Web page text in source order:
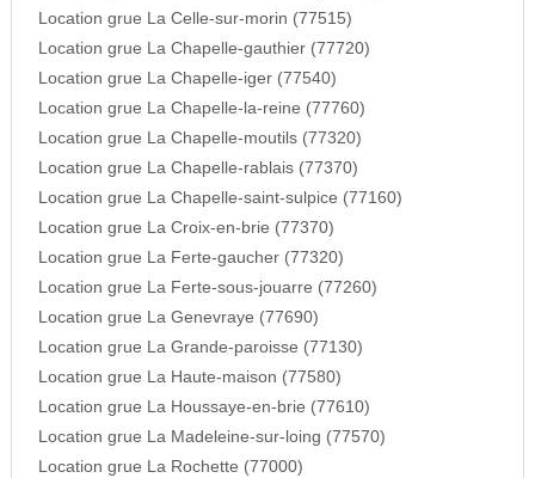
Location grue La Celle-sur-morin (77515)
Location grue La Chapelle-gauthier (77720)
Location grue La Chapelle-iger (77540)
Location grue La Chapelle-la-reine (77760)
Location grue La Chapelle-moutils (77320)
Location grue La Chapelle-rablais (77370)
Location grue La Chapelle-saint-sulpice (77160)
Location grue La Croix-en-brie (77370)
Location grue La Ferte-gaucher (77320)
Location grue La Ferte-sous-jouarre (77260)
Location grue La Genevraye (77690)
Location grue La Grande-paroisse (77130)
Location grue La Haute-maison (77580)
Location grue La Houssaye-en-brie (77610)
Location grue La Madeleine-sur-loing (77570)
Location grue La Rochette (77000)